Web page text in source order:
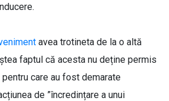
avea trotineta de la o altă
faptul că acesta nu deține permis
care au fost demarate
de ”încredințare a unui